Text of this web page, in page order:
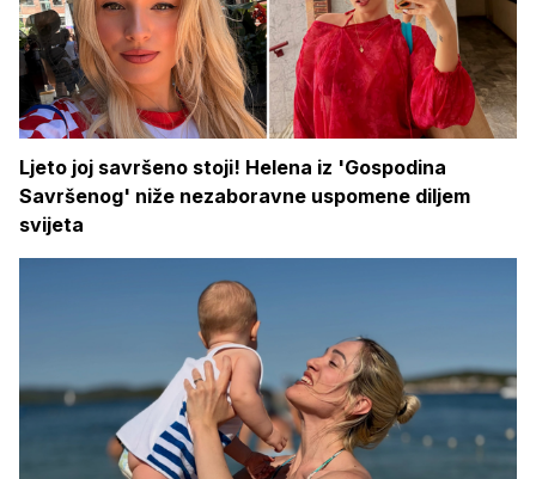
Ljeto joj savršeno stoji! Helena iz 'Gospodina
Savršenog' niže nezaboravne uspomene diljem
svijeta